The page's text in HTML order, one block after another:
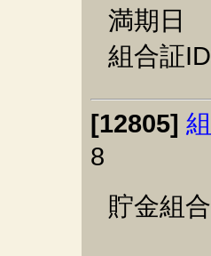
満期日
組合証
[12805]
8
貯金組